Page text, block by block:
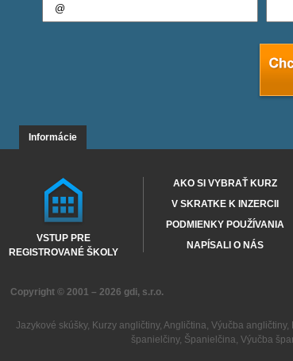
Informácie
VSTUP PRE
REGISTROVANÉ ŠKOLY
AKO SI VYBRAŤ KURZ
V SKRATKE K INZERCII
PODMIENKY POUŽÍVANIA
NAPÍSALI O NÁS
Copyright © 2001 – 2026 gdi, s.r.o.
Jazykové skúšky, Kurzy angličtiny, Angličtina, Výučba angličtiny,
španielčiny, Španielčina, Výučba